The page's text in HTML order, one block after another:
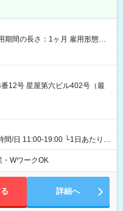
期間の長さ：1ヶ月 雇用形態、
12号 星屋第六ビル402号（最
間/日 11:00-19:00 └1日あたりの
帯内であれば、いつでも勤務可
きな曜日でご勤務いただけま
働き方が可能なお仕事です！
・WワークOK
詳細へ